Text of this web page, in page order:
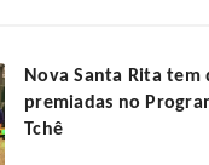
Nova Santa Rita tem
premiadas no
Tchê